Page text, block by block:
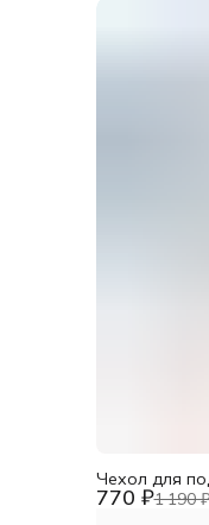
770 ₽1 190 ₽
Чехол для